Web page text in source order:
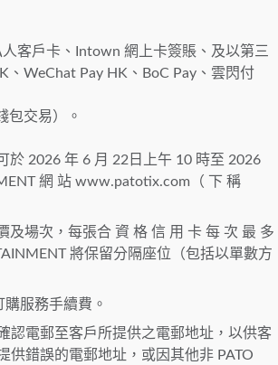
客戶卡、Intown 網上卡簽賬、及以第三
WeChat Pay HK、BoC Pay、雲閃付
包交易）。
於 2026 年 6 月 22日上午 10 時至 2026
網 站 www.patotix.com（ 下 稱
場次，每張合 資 格 信 用 卡 每 次 最 多
將保留分隔座位（包括以單數方
購服務手續費。
認電郵至客戶所提供之電郵地址，以供客
供錯誤的電郵地址，或因其他非 PATO